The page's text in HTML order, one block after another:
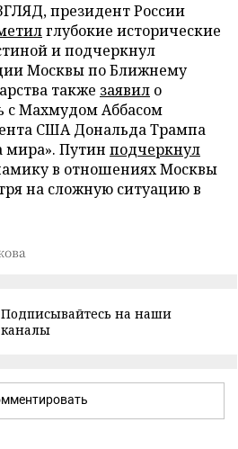
президент России
глубокие исторические
и подчеркнул
Москвы по Ближнему
также заявил о
с Махмудом Аббасом
США Дональда Трампа
мира». Путин подчеркнул
в отношениях Москвы
на сложную ситуацию в
Подписывайтесь на наши
каналы